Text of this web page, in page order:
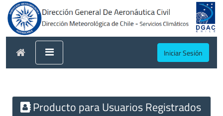
Iniciar Sesión
Producto para Usuarios Registrados